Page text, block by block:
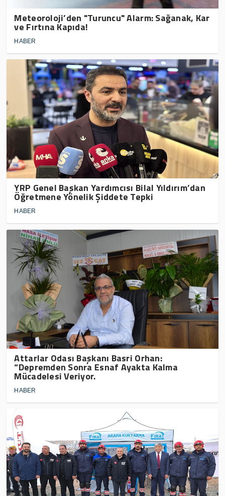
Meteoroloji’den "Turuncu" Alarm: Sağanak, Kar
ve Fırtına Kapıda!
HABER
YRP Genel Başkan Yardımcısı Bilal Yıldırım’dan
Öğretmene Yönelik Şiddete Tepki
HABER
Attarlar Odası Başkanı Basri Orhan:
“Depremden Sonra Esnaf Ayakta Kalma
Mücadelesi Veriyor.
HABER